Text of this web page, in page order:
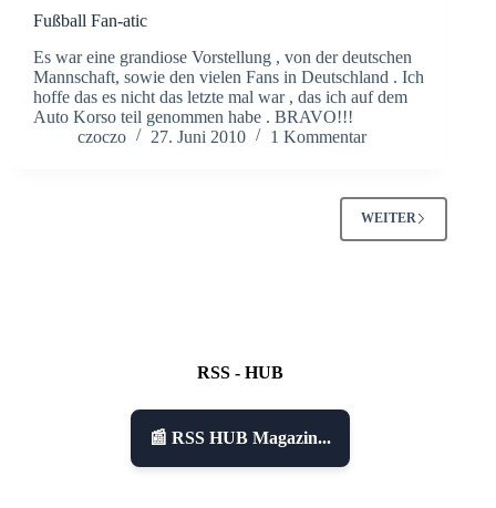
Fußball Fan-atic
Es war eine grandiose Vorstellung , von der deutschen
Mannschaft, sowie den vielen Fans in Deutschland . Ich
hoffe das es nicht das letzte mal war , das ich auf dem
Auto Korso teil genommen habe . BRAVO!!!
czoczo
27. Juni 2010 1 Kommentar
WEITER
RSS - HUB
📰 RSS HUB Magazin...